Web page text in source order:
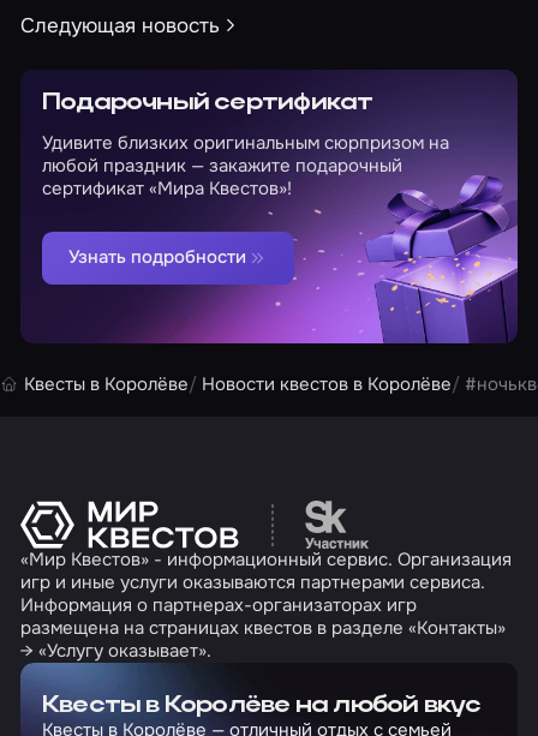
Следующая новость
Подарочный сертификат
Удивите близких оригинальным сюрпризом на
любой праздник — закажите подарочный
сертификат «Мира Квестов»!
Узнать подробности
Квесты в Королёве Новости квестов в Королёве
Перейти на сайт
«Мир Квестов» - информационный сервис. Организация
игр и иные услуги оказываются партнерами сервиса.
Информация о партнерах-организаторах игр
размещена на страницах квестов в разделе «Контакты»
→ «Услугу оказывает».
Квесты в Королёве на любой вкус
Квесты в Королёве — отличный отдых с семьей